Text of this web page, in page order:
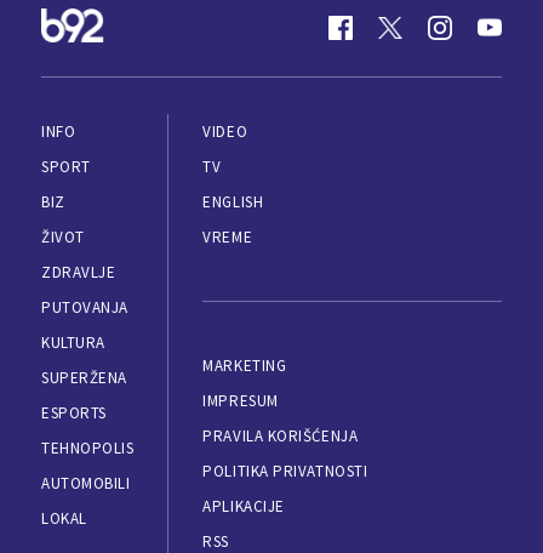
INFO
SPORT
BIZ
ŽIVOT
ZDRAVLJE
PUTOVANJA
KULTURA
SUPERŽENA
ESPORTS
TEHNOPOLIS
AUTOMOBILI
LOKAL
VIDEO
TV
ENGLISH
VREME
MARKETING
IMPRESUM
PRAVILA KORIŠĆENJA
POLITIKA PRIVATNOSTI
APLIKACIJE
RSS